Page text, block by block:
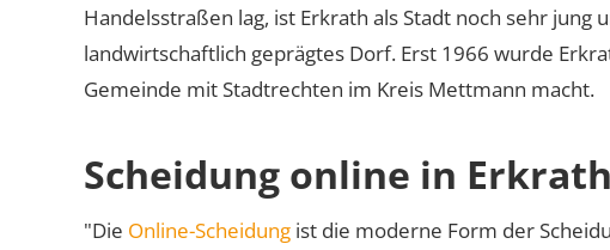
Handelsstraßen lag, ist Erkrath als Stadt noch sehr jung
landwirtschaftlich geprägtes Dorf. Erst 1966 wurde
Gemeinde mit Stadtrechten im Kreis Mettmann macht.
Scheidung online in Erkrath
"Die Online-Scheidung ist die moderne Form der